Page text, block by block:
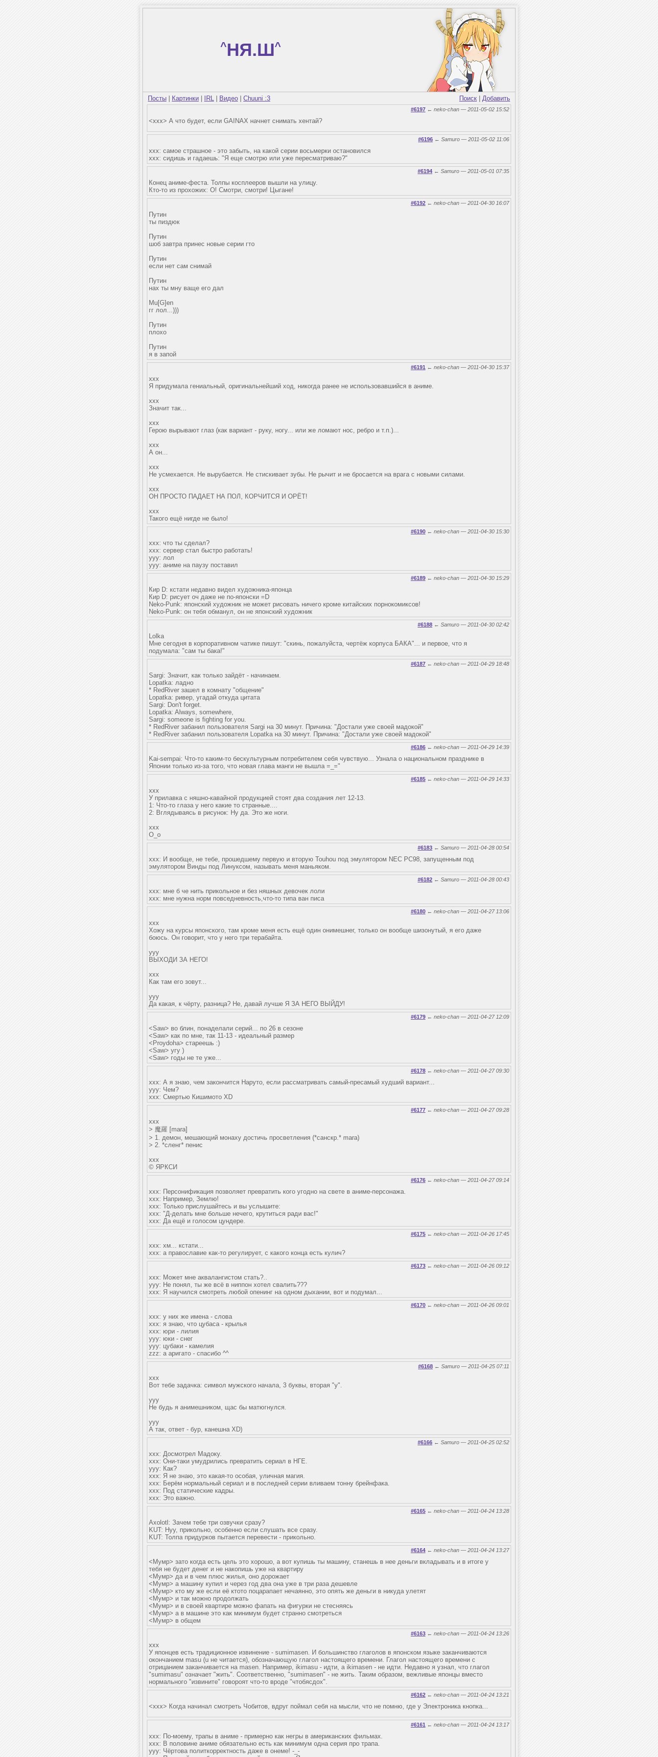
^НЯ.Ш^
Посты Картинки IRL Видео Chuuni :3 Поиск Добавить
#6197 ← neko-chan — 2011-05-02 15:52
<xxx> А что будет, если GAINAX начнет снимать хентай?
#6196 ← Samuro — 2011-05-02 11:06
xxx: самое страшное - это забыть, на какой серии восьмерки остановился
xxx: сидишь и гадаешь: "Я еще смотрю или уже пересматриваю?"
#6194 ← Samuro — 2011-05-01 07:35
Конец аниме-феста. Толпы косплееров вышли на улицу.
Кто-то из прохожих: О! Смотри, смотри! Цыгане!
#6192 ← neko-chan — 2011-04-30 16:07
Путин
ты пиздюк
Путин
шоб завтра принес новые серии гто
Путин
если нет сам снимай
Путин
нах ты мну ваще его дал
Mu[G]en
гг лол...)))
Путин
плохо
Путин
я в запой
#6191 ← neko-chan — 2011-04-30 15:37
xxx
Я придумала гениальный, оригинальнейший ход, никогда ранее не использовавшийся в аниме.
xxx
Значит так...
xxx
Герою вырывают глаз (как вариант - руку, ногу... или же ломают нос, ребро и т.п.)...
xxx
А он...
xxx
Не усмехается. Не вырубается. Не стискивает зубы. Не рычит и не бросается на врага с новыми силами.
xxx
ОН ПРОСТО ПАДАЕТ НА ПОЛ, КОРЧИТСЯ И ОРЁТ!
xxx
Такого ещё нигде не было!
#6190 ← neko-chan — 2011-04-30 15:30
xxx: что ты сделал?
xxx: сервер стал быстро работать!
yyy: лол
yyy: аниме на паузу поставил
#6189 ← neko-chan — 2011-04-30 15:29
Кир D: кстати недавно видел художника-японца
Кир D: рисует оч даже не по-японски =D
Neko-Punk: японский художник не может рисовать ничего кроме китайских порнокомиксов!
Neko-Punk: он тебя обманул, он не японский художник
#6188 ← Samuro — 2011-04-30 02:42
Lolka
Мне сегодня в корпоративном чатике пишут: "скинь, пожалуйста, чертёж корпуса БАКА"... и первое, что я
подумала: "сам ты бака!"
#6187 ← neko-chan — 2011-04-29 18:48
Sargi: Значит, как только зайдёт - начинаем.
Lopatka: ладно
* RedRiver зашел в комнату "общение"
Lopatka: ривер, угадай откуда цитата
Sargi: Don't forget.
Lopatka: Always, somewhere,
Sargi: someone is fighting for you.
* RedRiver забанил пользователя Sargi на 30 минут. Причина: "Достали уже своей мадокой"
* RedRiver забанил пользователя Lopatka на 30 минут. Причина: "Достали уже своей мадокой"
#6186 ← neko-chan — 2011-04-29 14:39
Kai-sempai: Что-то каким-то бескультурным потребителем себя чувствую... Узнала о национальном празднике в
Японии только из-за того, что новая глава манги не вышла =_="
#6185 ← neko-chan — 2011-04-29 14:33
xxx
У прилавка с няшно-кавайной продукцией стоят два создания лет 12-13.
1: Что-то глаза у него какие то странные....
2: Вглядываясь в рисунок: Ну да. Это же ноги.
xxx
О_о
#6183 ← Samuro — 2011-04-28 00:54
xxx: И вообще, не тебе, прошедшему первую и вторую Touhou под эмулятором NEC PC98, запущенным под
эмулятором Винды под Линуксом, называть меня маньяком.
#6182 ← Samuro — 2011-04-28 00:43
xxx: мне б че нить прикольное и без няшных девочек лоли
xxx: мне нужна норм повседневность,что-то типа ван писа
#6180 ← neko-chan — 2011-04-27 13:06
xxx
Хожу на курсы японского, там кроме меня есть ещё один онимешнег, только он вообще шизонутый, я его даже
боюсь. Он говорит, что у него три терабайта.
yyy
ВЫХОДИ ЗА НЕГО!
xxx
Как там его зовут...
yyy
Да какая, к чёрту, разница? Не, давай лучше Я ЗА НЕГО ВЫЙДУ!
#6179 ← neko-chan — 2011-04-27 12:09
<Saw> во блин, понаделали серий... по 26 в сезоне
<Saw> как по мне, так 11-13 - идеальный размер
<Proydoha> стареешь :)
<Saw> угу )
<Saw> годы не те уже...
#6178 ← neko-chan — 2011-04-27 09:30
xxx: А я знаю, чем закончится Наруто, если рассматривать самый-пресамый худший вариант...
ууу: Чем?
ххх: Смертью Кишимото XD
#6177 ← neko-chan — 2011-04-27 09:28
xxx
> 魔羅 [mara]
> 1. демон, мешающий монаху достичь просветления (*санскр.* mara)
> 2. *сленг* пенис
xxx
© ЯРКСИ
#6176 ← neko-chan — 2011-04-27 09:14
xxx: Персонификация позволяет превратить кого угодно на свете в аниме-персонажа.
xxx: Например, Землю!
xxx: Только прислушайтесь и вы услышите:
xxx: "Д-делать мне больше нечего, крутиться ради вас!"
xxx: Да ещё и голосом цундере.
#6175 ← neko-chan — 2011-04-26 17:45
xxx: хм... кстати...
xxx: а православие как-то регулирует, с какого конца есть кулич?
#6173 ← neko-chan — 2011-04-26 09:12
xxx: Может мне аквалангистом стать?..
yyy: Не понял, ты же всё в ниппон хотел свалить???
xxx: Я научился смотреть любой опенинг на одном дыхании, вот и подумал...
#6170 ← neko-chan — 2011-04-26 09:01
ххх: у них же имена - слова
ххх: я знаю, что цубаса - крылья
ххх: юри - лилия
ууу: юки - снег
ууу: цубаки - камелия
zzz: а аригато - спасибо ^^
#6168 ← Samuro — 2011-04-25 07:11
xxx
Вот тебе задачка: символ мужского начала, 3 буквы, вторая "у".
yyy
Не будь я анимешником, щас бы матюгнулся.
yyy
А так, ответ - бур, канешна XD)
#6166 ← Samuro — 2011-04-25 02:52
xxx: Досмотрел Мадоку.
xxx: Они-таки умудрились превратить сериал в НГЕ.
yyy: Как?
xxx: Я не знаю, это какая-то особая, уличная магия.
xxx: Берём нормальный сериал и в последней серии вливаем тонну брейнфака.
xxx: Под статические кадры.
xxx: Это важно.
#6165 ← neko-chan — 2011-04-24 13:28
Axolotl: Зачем тебе три озвучки сразу?
KUT: Нуу, прикольно, особенно если слушать все сразу.
KUT: Толпа придурков пытается перевести - прикольно.
#6164 ← neko-chan — 2011-04-24 13:27
<Мумр> зато когда есть цель это хорошо, а вот купишь ты машину, станешь в нее деньги вкладывать и в итоге у
тебя не будет денег и не накопишь уже на квартиру
<Мумр> да и в чем плюс жилья, оно дорожает
<Мумр> а машину купил и через год два она уже в три раза дешевле
<Мумр> кто му же если её ктото поцарапает нечаянно, это опять же деньги в никуда улетят
<Мумр> и так можно продолжать
<Мумр> и в своей квартире можно фапать на фигурки не стесняясь
<Мумр> а в машине это как минимум будет странно смотреться
<Мумр> в общем
#6163 ← neko-chan — 2011-04-24 13:26
xxx
У японцев есть традиционное извинение - sumimasen. И большинство глаголов в японском языке заканчиваются
окончанием masu (u не читается), обозначающую глагол настоящего времени. Глагол настоящего времени с
отрицанием заканчивается на masen. Например, ikimasu - идти, а ikimasen - не идти. Недавно я узнал, что глагол
"sumimasu" означает "жить". Соответственно, "sumimasen" - не жить. Таким образом, вежливые японцы вместо
нормального "извините" говороят что-то вроде "чтобясдох".
#6162 ← neko-chan — 2011-04-24 13:21
<xxx> Когда начинал смотреть Чобитов, вдруг поймал себя на мысли, что не помню, где у Электроника кнопка...
#6161 ← neko-chan — 2011-04-24 13:17
ххх: По-моему, трапы в аниме - примерно как негры в американских фильмах.
ххх: В половине аниме обязательно есть как минимум одна серия про трапа.
ууу: Чёртова политкорректность даже в онеме! -_-